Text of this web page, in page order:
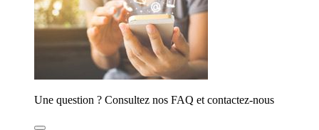
Une question ? Consultez nos FAQ et contactez-nous